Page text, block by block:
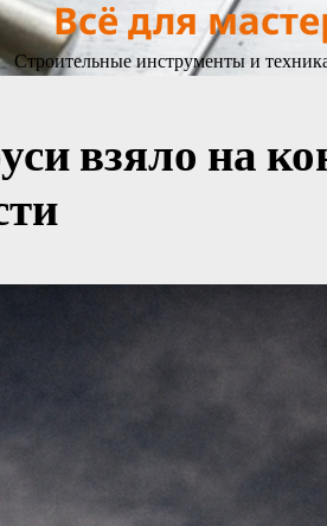
Всё для
Строительные инструменты и
взяло на